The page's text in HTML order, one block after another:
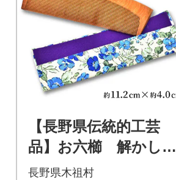
【長野県伝統的工芸
品】お六櫛 解かし櫛
(約11.2cm×約4.0cm)
長野県木祖村